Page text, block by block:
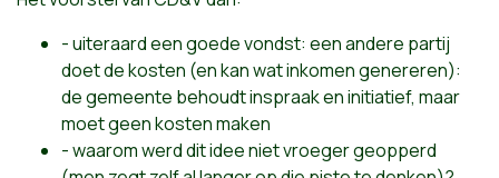
- uiteraard een goede vondst: een andere partij
doet de kosten (en kan wat inkomen genereren):
de gemeente behoudt inspraak en initiatief, maar
moet geen kosten maken
- waarom werd dit idee niet vroeger geopperd